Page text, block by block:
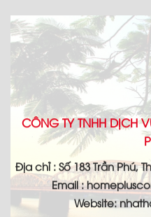
CÔNG TY TNHH DỊCH
Địa chỉ : Số 183 Trần Phú,
Email :
Website: